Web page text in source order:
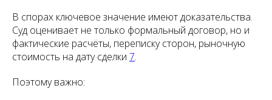
В спорах ключевое значение имеют доказательства.
Суд оценивает не только формальный договор, но и
фактические расчёты, переписку сторон, рыночную
стоимость на дату сделки 7.
Поэтому важно: